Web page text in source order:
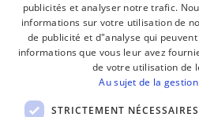
publicités et analyser notre trafic.
informations sur votre utilisation de
de publicité et d"analyse qui
informations que vous leur avez
de votre utilisation de
Au sujet de la
STRICTEMENT NÉCESSAIRES